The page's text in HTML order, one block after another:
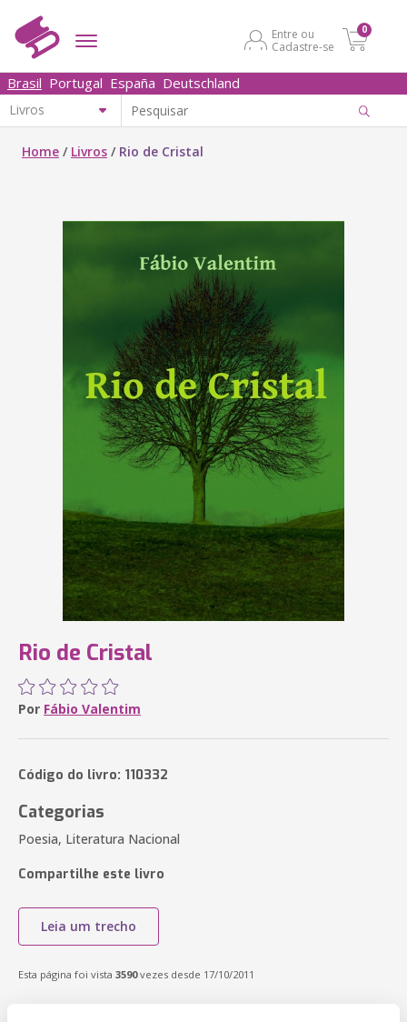
Entre ou
Cadastre-se
0
Brasil Portugal España Deutschland
Home / Livros / Rio de Cristal
Rio de Cristal
Por Fábio Valentim
Código do livro: 110332
Categorias
Poesia, Literatura Nacional
Compartilhe este livro
Leia um trecho
Esta página foi vista 3590vezes desde 17/10/2011